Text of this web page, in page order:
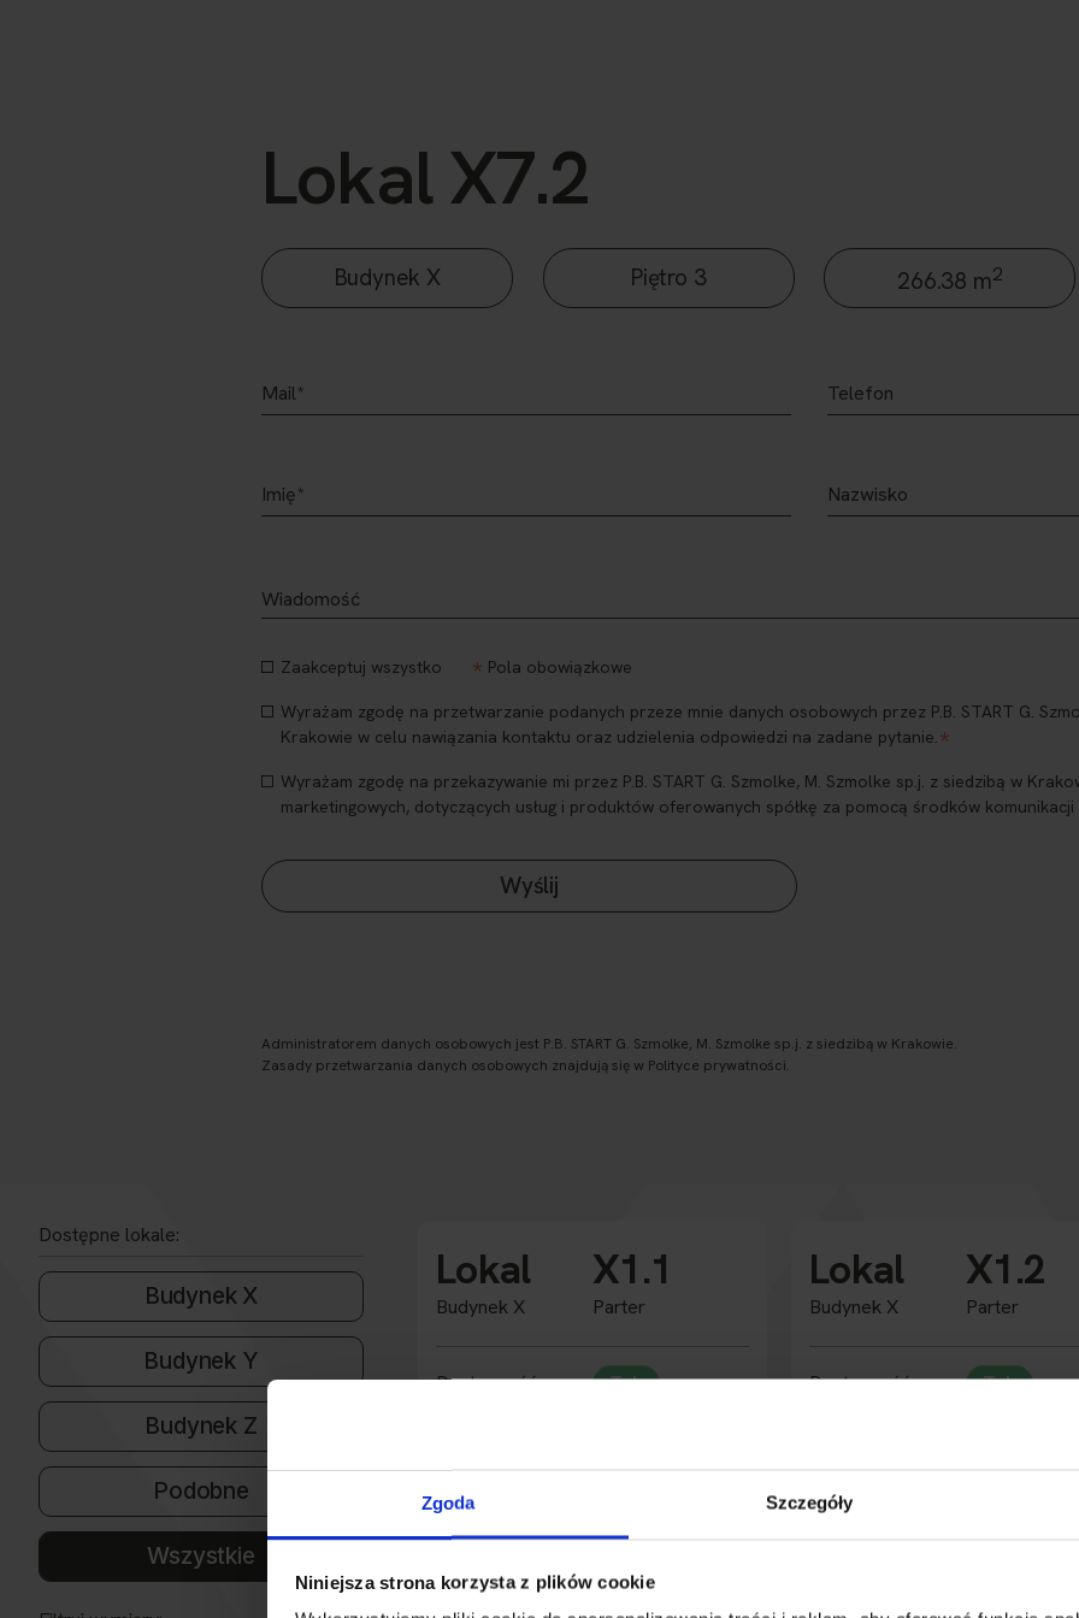
Zgoda Szczegóły
Niniejsza strona korzysta z plików cookie
Lokal X7.2
Budynek X Piętro 3 266.38 m2
Zaakceptuj wszystko * Pola obowiązkowe
Wyrażam zgodę na przetwarzanie podanych przeze mnie danych osobowych przez P.B. START G.
Krakowie w celu nawiązania kontaktu oraz udzielenia odpowiedzi na zadane pytanie.*
Wyrażam zgodę na przekazywanie mi przez P.B. START G. Szmolke, M. Szmolke sp.j. z siedzibą w
marketingowych, dotyczących usług i produktów oferowanych spółkę za pomocą środków
Administratorem danych osobowych jest P.B. START G. Szmolke, M. Szmolke sp.j. z siedzibą w Krakowie.
Zasady przetwarzania danych osobowych znajdują się w Polityce prywatności.
Dostępne lokale:
Budynek X
Budynek Y
Budynek Z
Podobne
Wszystkie
Lokal
Budynek X
X1.1
Parter
Dostępność Tak
Przeznaczenie
Wysokość
Lokal
Budynek X
X1.2
Parter
Dostępność Tak
Wysokość